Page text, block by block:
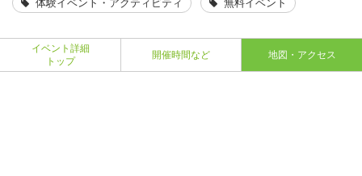
イベント詳細
トップ
開催時間など 地図・アクセス